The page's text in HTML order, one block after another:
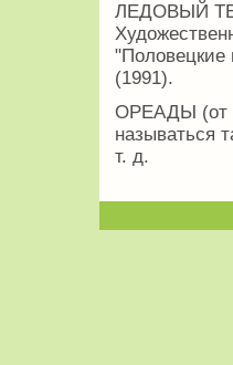
ЛЕДОВЫЙ
"Половецкие
(1991).
ОРЕАДЫ (от
называться
т. д.